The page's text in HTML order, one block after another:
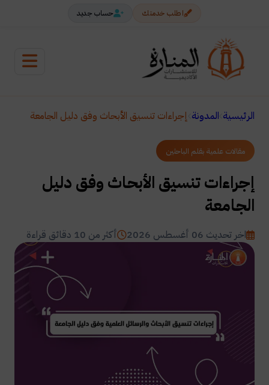
اطلب خدمتك حساب جديد
الرئيسية المدونة إجراءات تنسيق الأبحاث وفق دليل الجامعة
مقالات علمية بقلم الباحثين
إجراءات تنسيق الأبحاث وفق دليل
الجامعة
اخر تحديث 06 أغسطس 2026 أكثر من 10 دقائق قراءة